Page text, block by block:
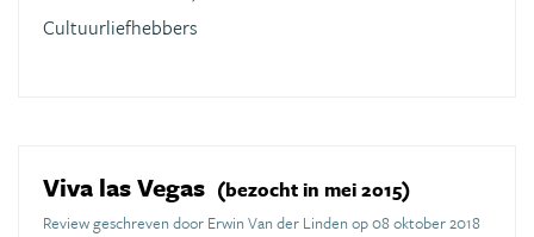
Cultuurliefhebbers
Viva las Vegas (bezocht in mei 2015)
Review geschreven door Erwin Van der Linden op 08 oktober 2018